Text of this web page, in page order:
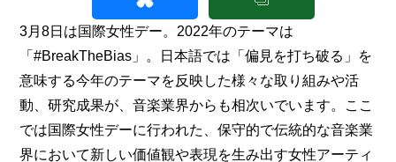
3月8日は国際女性デー。2022年のテーマは
「#BreakTheBias」。日本語では「偏見を打ち破る」を
意味する今年のテーマを反映した様々な取り組みや活
動、研究成果が、音楽業界からも相次いでいます。ここ
では国際女性デーに行われた、保守的で伝統的な音楽業
界において新しい価値観や表現を生み出す女性アーティ